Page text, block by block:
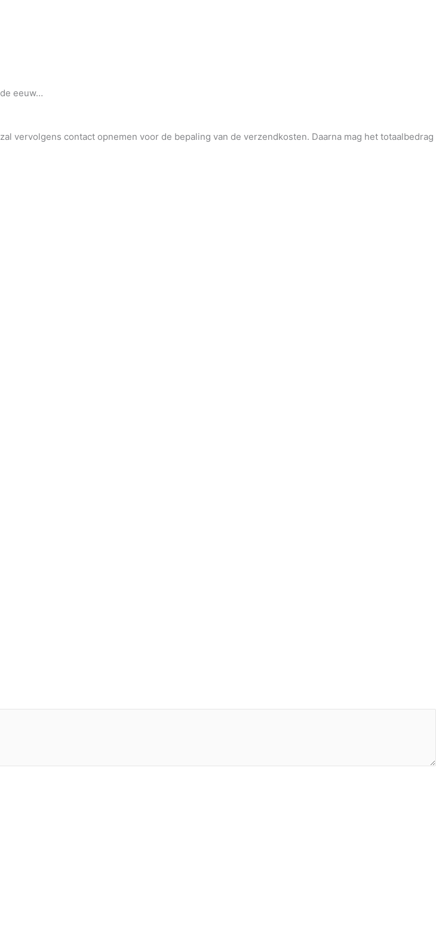
eeuw…
vervolgens contact opnemen voor de bepaling van de verzendkosten. Daarna mag het totaalbedrag